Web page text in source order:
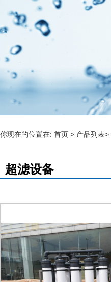
你现在的位置在: 首页 > 产品列表>
超滤设备